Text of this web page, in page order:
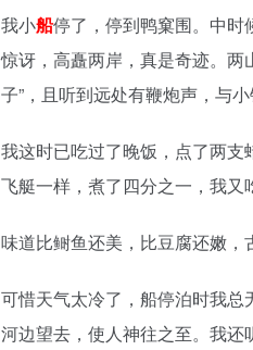
我小船停了，停到鸭窠围。中时
惊讶，高矗两岸，真是奇迹。两
子”，且听到远处有鞭炮声，与
我这时已吃过了晚饭，点了两
飞艇一样，煮了四分之一，我又
味道比鲥鱼还美，比豆腐还嫩，
可惜天气太冷了，船停泊时我
河边望去，使人神往之至。我